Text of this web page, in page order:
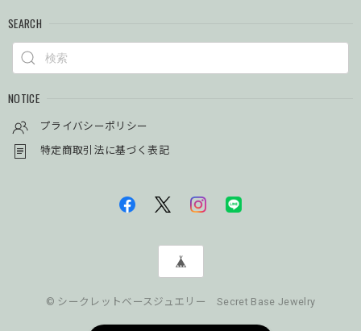
SEARCH
NOTICE
プライバシーポリシー
特定商取引法に基づく表記
© シークレットベースジュエリー Secret Base Jewelry